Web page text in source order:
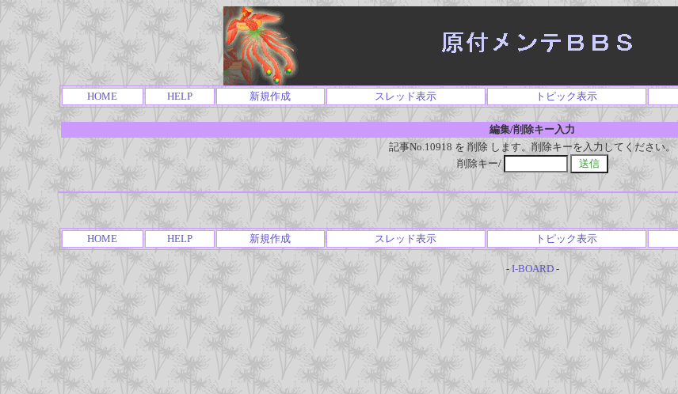
HOME HELP 新規作成 スレッド表示 トピック表示
編集/削除キー入力
記事No.10918 を 削除 します。削除キーを入力してください。
削除キー/
HOME HELP 新規作成 スレッド表示 トピック表示
- I-BOARD-